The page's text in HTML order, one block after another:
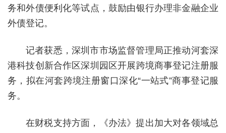
务和外债便利化等试点，鼓励由银行办理非金融企业
外债登记。
记者获悉，深圳市市场监督管理局正推动河套深
港科技创新合作区深圳园区开展跨境商事登记注册服
务，拟在河套跨境注册窗口深化“一站式”商事登记服
务。
在财税支持方面，《办法》提出加大对各领域总